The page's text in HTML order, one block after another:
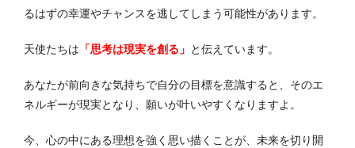
るはずの幸運やチャンスを逃してしまう可能性があります。
天使たちは 「思考は現実を創る」 と伝えています。
あなたが前向きな気持ちで自分の目標を意識すると、そのエ
ネルギーが現実となり、願いが叶いやすくなりますよ。
今、心の中にある理想を強く思い描くことが、未来を切り開